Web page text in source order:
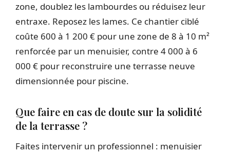
zone, doublez les lambourdes ou réduisez leur
entraxe. Reposez les lames. Ce chantier ciblé
coûte 600 à 1 200 € pour une zone de 8 à 10 m²
renforcée par un menuisier, contre 4 000 à 6
000 € pour reconstruire une terrasse neuve
dimensionnée pour piscine.
Que faire en cas de doute sur la solidité
de la terrasse ?
Faites intervenir un professionnel : menuisier